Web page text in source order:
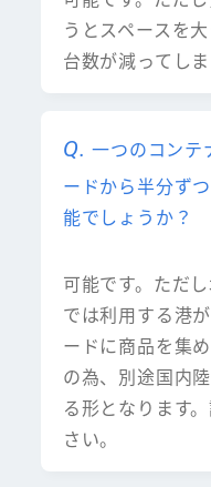
うとスペースを
台数が減ってし
一つのコンテ
ードから半分ず
能でしょうか？
可能です。ただ
では利用する港
ードに商品を集
の為、別途国内
る形となります
さい。